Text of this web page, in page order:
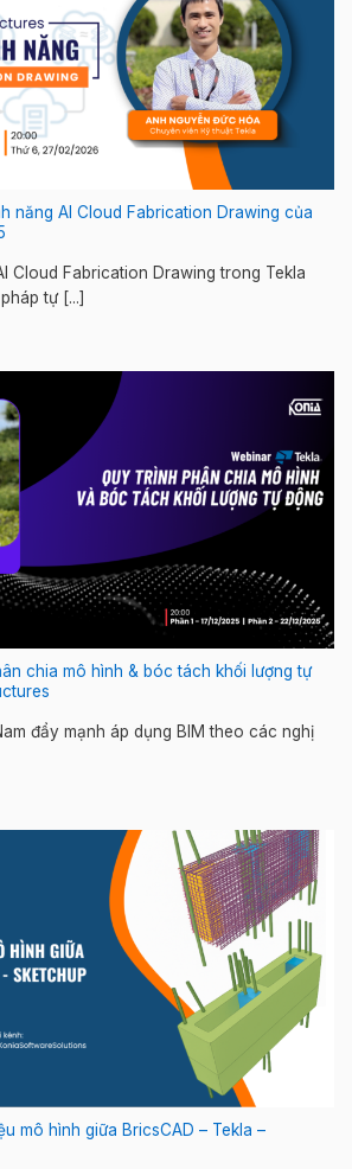
năng AI Cloud Fabrication Drawing của
Cloud Fabrication Drawing trong Tekla
tự [...]
chia mô hình & bóc tách khối lượng tự
đẩy mạnh áp dụng BIM theo các nghị
mô hình giữa BricsCAD – Tekla –